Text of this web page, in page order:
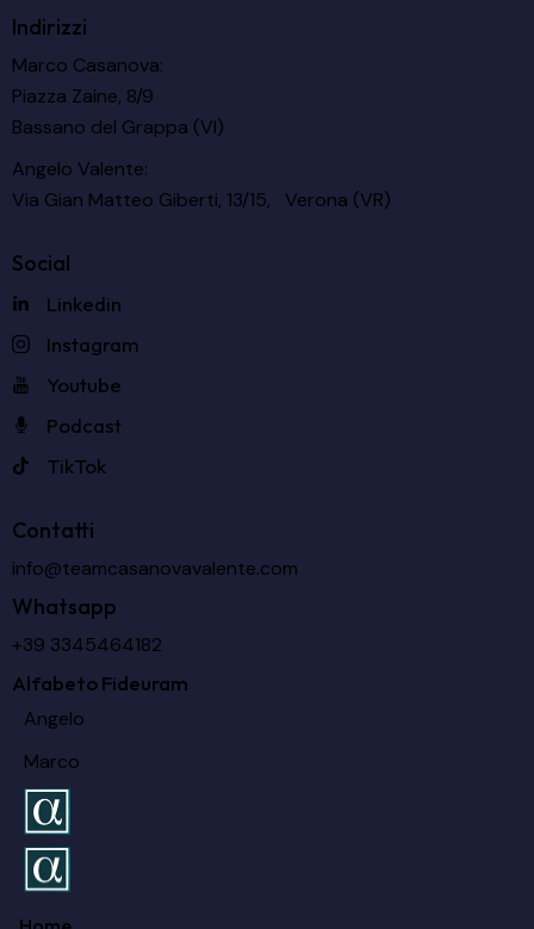
Indirizzi
Marco Casanova:
Piazza Zaine, 8/9
Bassano del Grappa (VI)
Angelo Valente:
Via Gian Matteo Giberti, 13/15, Verona (VR)
Social
Linkedin
Instagram
Youtube
Podcast
TikTok
Contatti
info@teamcasanovavalente.com
Whatsapp
+39 3345464182
Alfabeto Fideuram
Angelo
Marco